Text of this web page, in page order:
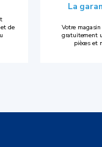
de
La
Votre
gratuitement
pièces et